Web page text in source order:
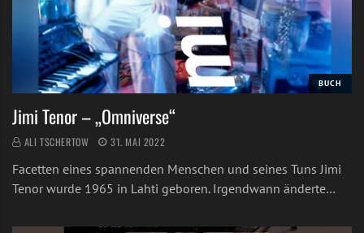
BUCH
Jimi Tenor – „Omniverse“
ALI TSCHERTOW 31. MAI 2022
Facetten eines spannenden Menschen und seines Tuns Jimi
Tenor wurde 1965 in Lahti geboren. Irgendwann änderte…